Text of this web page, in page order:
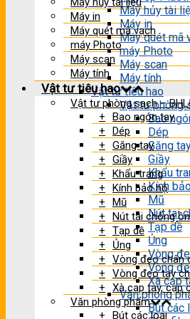
Máy hủy tài
Máy in
Máy quét mã
máy Photo
Máy scan
Máy tính
Vật tư tiêu hao
Vật tư phòng
Bao
Dép
Găng
Giầy
Khẩu
Kính
Mũ
Nút tai
Tạp dề
Ủng
Vòng
Vòng
Xà cạp
Văn phòng
Bút các
Máy in
Máy quét mã vạch
máy Photo
Máy scan
Máy tính
Vật tư tiêu hao
Vật tư phòng sạch –
Bao ngón tay
Dép
Găng tay
Giầy
Khẩu trang
Kính bảo hộ
Mũ
Nút tai chống ồn
Tạp dề
Ủng
Vòng đeo chân
Vòng đeo tay
Xà cạp tay, cạp
Văn phòng phẩm
Bút các loại